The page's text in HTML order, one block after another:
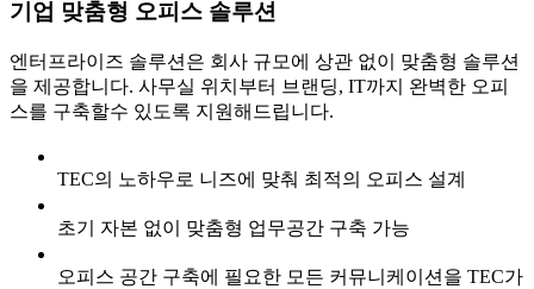
기업 맞춤형 오피스 솔루션
엔터프라이즈 솔루션은 회사 규모에 상관 없이 맞춤형 솔루션
을 제공합니다. 사무실 위치부터 브랜딩, IT까지 완벽한 오피
스를 구축할수 있도록 지원해드립니다.
TEC의 노하우로 니즈에 맞춰 최적의 오피스 설계
초기 자본 없이 맞춤형 업무공간 구축 가능
오피스 공간 구축에 필요한 모든 커뮤니케이션을 TEC가